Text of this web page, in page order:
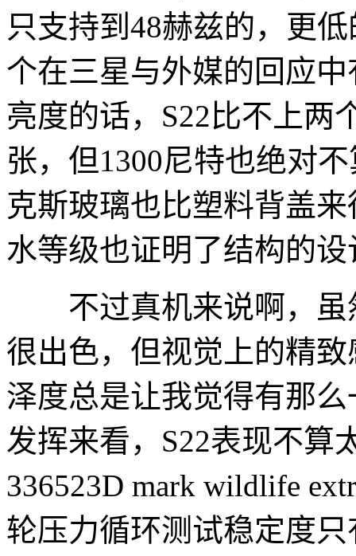
只支持到48赫兹的，更
个在三星与外媒的回应
亮度的话，S22比不上两
张，但1300尼特也绝对
克斯玻璃也比塑料背盖
水等级也证明了结构的
不过真机来说啊，虽
很出色，但视觉上的精
泽度总是让我觉得有那
发挥来看，S22表现不算
336523D mark wildlife
轮压力循环测试稳定度